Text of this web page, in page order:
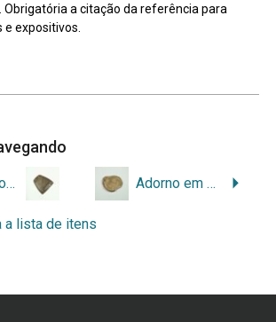
Obrigatória a citação da referência para
expositivos.
Placa peitoral Adorno em concha
a lista de itens